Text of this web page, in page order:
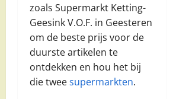
zoals Supermarkt Ketting-
Geesink V.O.F. in Geesteren
om de beste prijs voor de
duurste artikelen te
ontdekken en hou het bij
die tweesupermarkten.